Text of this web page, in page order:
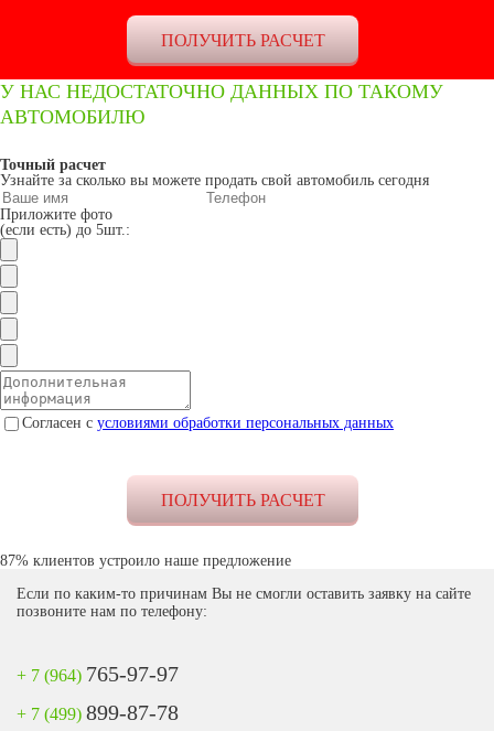
У НАС НЕДОСТАТОЧНО ДАННЫХ ПО ТАКОМУ
АВТОМОБИЛЮ
Точный расчет
Узнайте за сколько вы можете продать свой автомобиль сегодня
Приложите фото
(если есть) до 5шт.:
Согласен с условиями обработки персональных данных
87% клиентов устроило наше предложение
Если по каким-то причинам Вы не смогли оставить заявку на сайте
позвоните нам по телефону:
+ 7 (964) 765-97-97
+ 7 (499) 899-87-78